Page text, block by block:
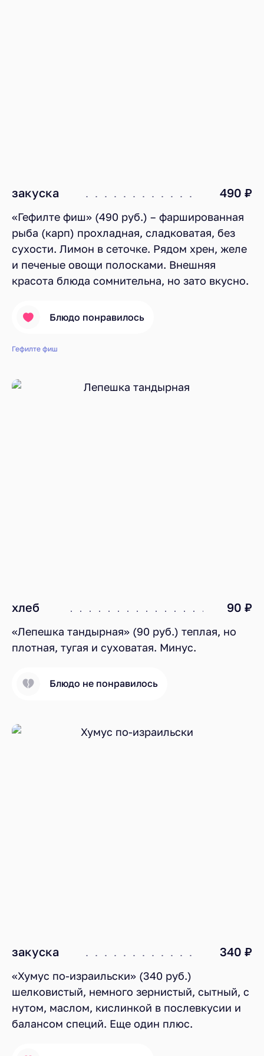
закуска 490 ₽
«Гефилте фиш» (490 руб.) – фаршированная
рыба (карп) прохладная, сладковатая, без
сухости. Лимон в сеточке. Рядом хрен, желе
и печеные овощи полосками. Внешняя
красота блюда сомнительна, но зато вкусно.
Блюдо понравилось
Гефилте фиш
хлеб 90 ₽
«Лепешка тандырная» (90 руб.) теплая, но
плотная, тугая и суховатая. Минус.
Блюдо не понравилось
закуска 340 ₽
«Хумус по-израильски» (340 руб.)
шелковистый, немного зернистый, сытный, с
нутом, маслом, кислинкой в послевкусии и
балансом специй. Еще один плюс.